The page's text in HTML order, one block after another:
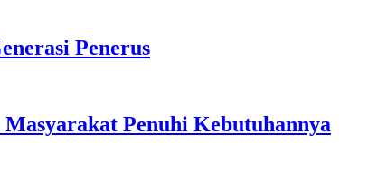
Penerus
Penuhi Kebutuhannya